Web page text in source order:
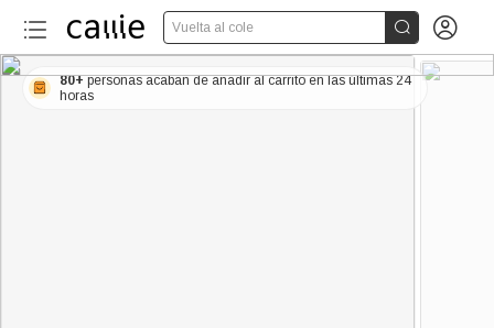
Vuelta al cole  
80+personas acaban de añadir al carrito en las últimas 24
horas